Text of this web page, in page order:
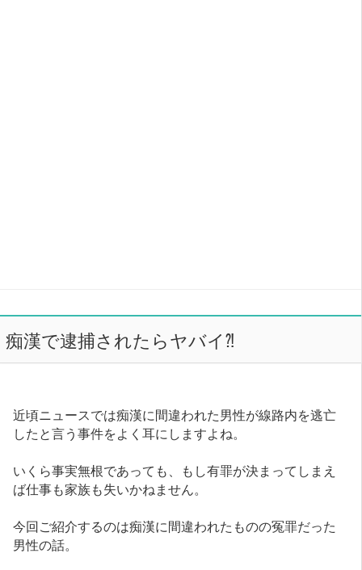
痴漢で逮捕されたらヤバイ⁈
近頃ニュースでは痴漢に間違われた男性が線路内を逃亡
したと言う事件をよく耳にしますよね。
いくら事実無根であっても、もし有罪が決まってしまえ
ば仕事も家族も失いかねません。
今回ご紹介するのは痴漢に間違われたものの冤罪だった
男性の話。